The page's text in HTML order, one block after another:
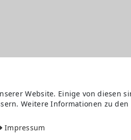
Website. Einige von diesen
Weitere Informationen zu
Impressum